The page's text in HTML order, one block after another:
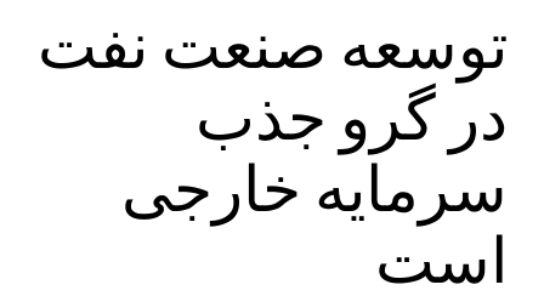
توسعه صنعت نفت
در گرو جذب
سرمایه خارجی
است